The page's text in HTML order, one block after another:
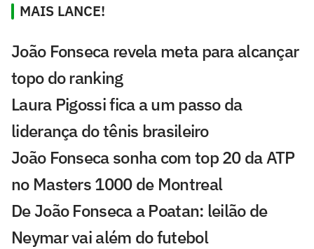
MAIS LANCE!
João Fonseca revela meta para alcançar
topo do ranking
Laura Pigossi fica a um passo da
liderança do tênis brasileiro
João Fonseca sonha com top 20 da ATP
no Masters 1000 de Montreal
De João Fonseca a Poatan: leilão de
Neymar vai além do futebol